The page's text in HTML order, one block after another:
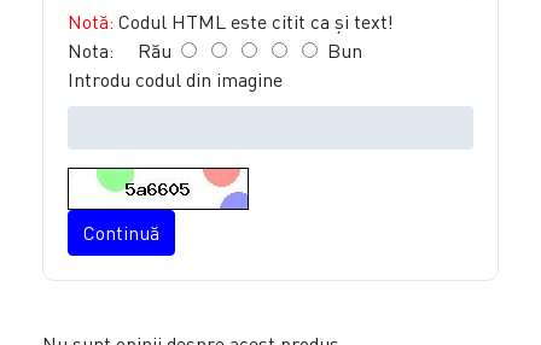
Notă: Codul HTML este citit ca şi text!
Nota: Rău
Bun
Introdu codul din imagine
Continuă